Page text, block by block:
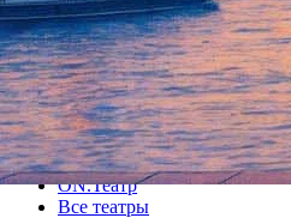
Фестиваль
22 марта 2012, четверг-27
Версия для печати
Все спектакли
ON.Театр
Все театры